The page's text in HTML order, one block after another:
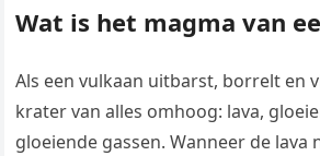
Wat is het magma van
Als een vulkaan uitbarst, borrelt en
krater van alles omhoog: lava,
gloeiende gassen. Wanneer de lava